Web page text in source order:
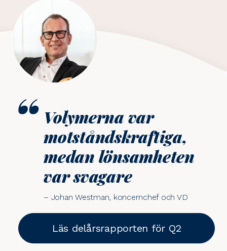
Volymerna var
motståndskraftiga,
medan lönsamheten
var svagare
– Johan Westman, koncernchef och VD
Läs delårsrapporten för Q2